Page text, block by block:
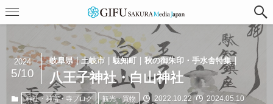
岐阜県｜土岐市｜駄知町｜秋の御朱印・手水舎特集｜
八王子神社・白山神社
2024
5/10
神社・神宮・寺ブログ 観光・買物 2022.10.22 2024.05.10